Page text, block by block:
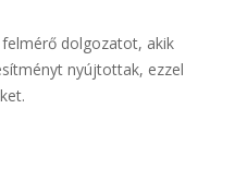
dolgozatot, akik
nyújtottak, ezzel